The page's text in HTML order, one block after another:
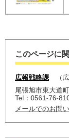
このページに
広報戦略課
尾張旭市東大道
Tel：0561-76-
メールでのお問